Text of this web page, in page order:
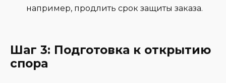
например, продлить срок защиты заказа.
Шаг 3: Подготовка к открытию
спора